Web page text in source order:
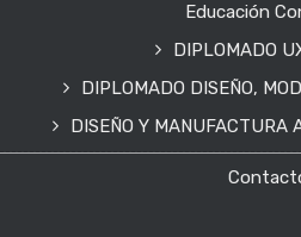
Educación
DIPLOMADO
DIPLOMADO DISEÑO,
DISEÑO Y MANUFACTURA